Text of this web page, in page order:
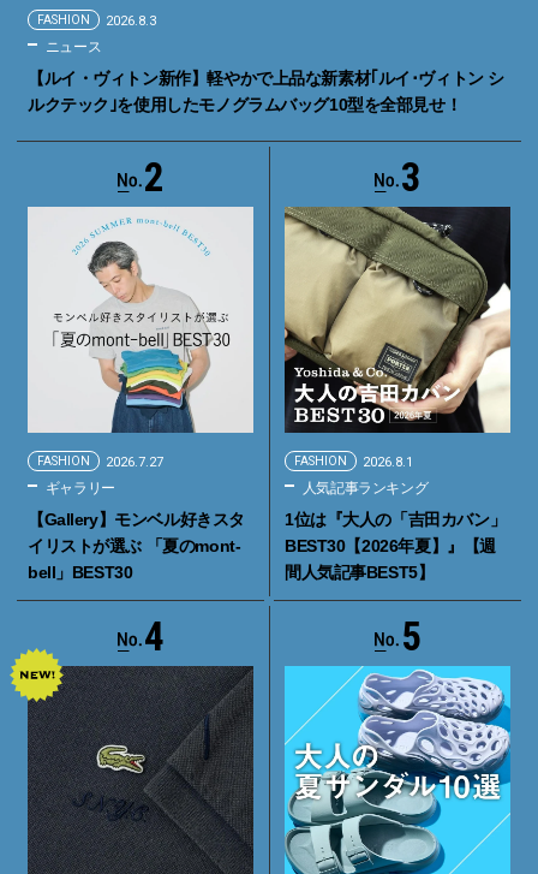
FASHION 2026.8.3
ニュース
【ルイ・ヴィトン新作】軽やかで上品な新素材｢ルイ･ヴィトン シ
ルクテック｣を使用したモノグラムバッグ10型を全部見せ！
2
FASHION 2026.7.27
ギャラリー
【Gallery】モンベル好きスタ
イリストが選ぶ 「夏のmont-
bell」BEST30
3
FASHION 2026.8.1
人気記事ランキング
1位は『大人の「吉田カバン」
BEST30【2026年夏】』【週
間人気記事BEST5】
4 5